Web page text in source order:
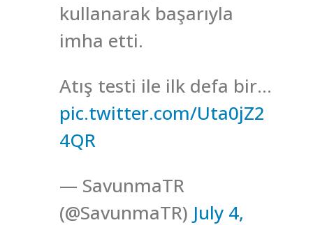
kullanarak başarıyla
imha etti.
Atış testi ile ilk defa bir…
pic.twitter.com/Uta0jZ2
4QR
— SavunmaTR
(@SavunmaTR) July 4,